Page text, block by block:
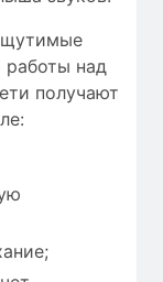
над
получают